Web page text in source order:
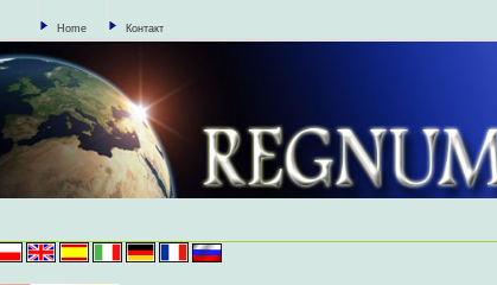
Home Контакт